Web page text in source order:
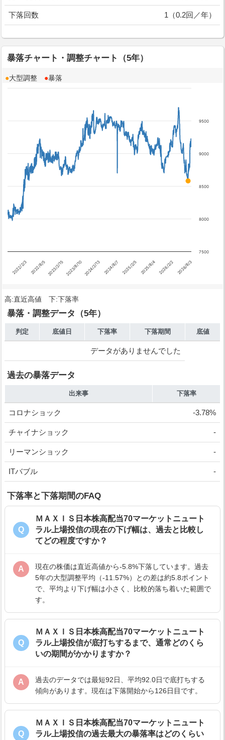
下落回数 1（0.2回／年）
暴落チャート・調整チャート（5年）
●大型調整 ●暴落
2022/2/3 2022/8/5 2023/2/152023/8/102024/2/13 2024/8/7 2025/2/5 2025/8/4 2026/2/2 2026/8/3
7500
8000
8500
9000
9500
高:直近高値 下:下落率
暴落・調整データ（5年）
判定 底値日 下落率 下落期間 底値
データがありませんでした
過去の暴落データ
出来事 下落率
コロナショック -3.78%
チャイナショック -
リーマンショック -
ITバブル -
下落率と下落期間のFAQ
Q
ＭＡＸＩＳ日本株高配当70マーケットニュート
ラル上場投信の現在の下げ幅は、過去と比較し
てどの程度ですか？
A
現在の株価は直近高値から-5.8%下落しています。過去
5年の大型調整平均（-11.57%）との差は約5.8ポイント
で、平均より下げ幅は小さく、比較的落ち着いた範囲で
す。
Q
ＭＡＸＩＳ日本株高配当70マーケットニュート
ラル上場投信が底打ちするまで、通常どのくら
いの期間がかかりますか？
A
過去のデータでは最短92日、平均92.0日で底打ちする
傾向があります。現在は下落開始から126日目です。
Q
ＭＡＸＩＳ日本株高配当70マーケットニュート
ラル上場投信の過去最大の暴落率はどのくらい